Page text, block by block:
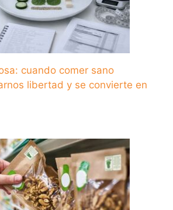
cuando comer sano
libertad y se convierte en